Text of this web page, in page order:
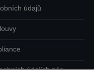
údajů
údajích nás